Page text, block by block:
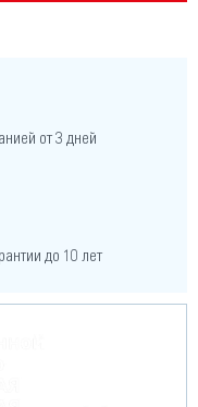
от 3 дней
до 10 лет